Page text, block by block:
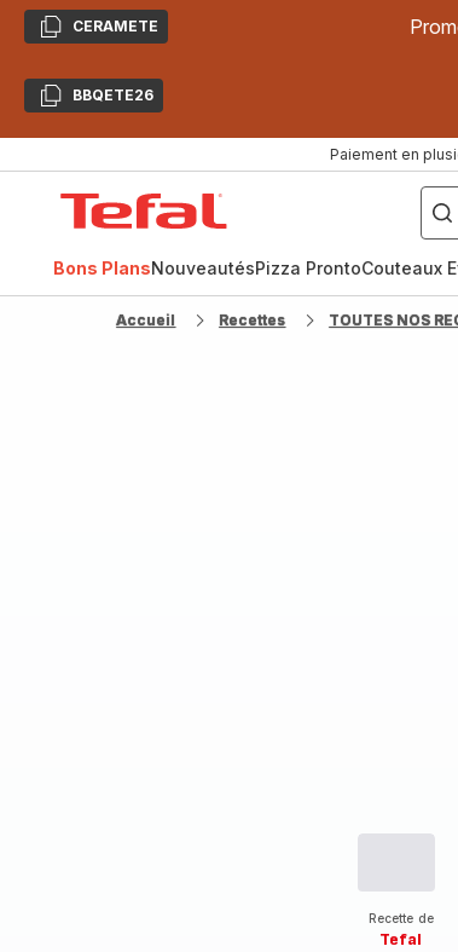
CopierCERAMETE
CopierBBQETE26
Paiement en
inox,
Cake
Bons PlansNouveautésPizza ProntoCouteaux
Accueil Recettes TOUTES NOS
Recette de
Tefal